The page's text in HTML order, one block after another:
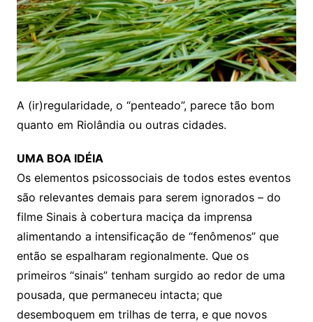
A (ir)regularidade, o “penteado”, parece tão bom
quanto em Riolândia ou outras cidades.
UMA BOA IDÉIA
Os elementos psicossociais de todos estes eventos
são relevantes demais para serem ignorados – do
filme Sinais à cobertura maciça da imprensa
alimentando a intensificação de “fenômenos” que
então se espalharam regionalmente. Que os
primeiros “sinais” tenham surgido ao redor de uma
pousada, que permaneceu intacta; que
desemboquem em trilhas de terra, e que novos